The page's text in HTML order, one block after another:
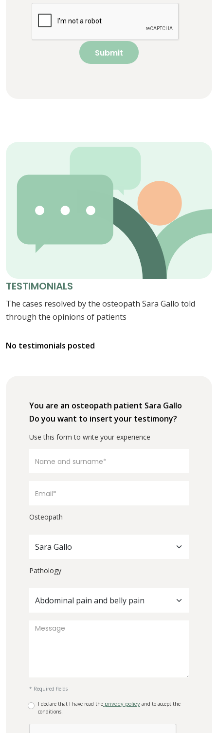
Submit
TESTIMONIALS
The cases resolved by the osteopath Sara Gallo told
through the opinions of patients
No testimonials posted
You are an osteopath patient Sara Gallo
Do you want to insert your testimony?
Use this form to write your experience
Osteopath
Sara Gallo
Pathology
Abdominal pain and belly pain
* Required fields
I declare that I have read the privacy policy and to accept the
conditions.